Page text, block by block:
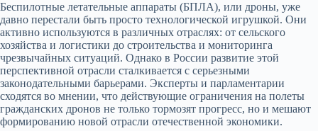
Беспилотные летательные аппараты (БПЛА), или дроны, уже
давно перестали быть просто технологической игрушкой. Они
активно используются в различных отраслях: от сельского
хозяйства и логистики до строительства и мониторинга
чрезвычайных ситуаций. Однако в России развитие этой
перспективной отрасли сталкивается с серьезными
законодательными барьерами. Эксперты и парламентарии
сходятся во мнении, что действующие ограничения на полеты
гражданских дронов не только тормозят прогресс, но и мешают
формированию новой отрасли отечественной экономики.